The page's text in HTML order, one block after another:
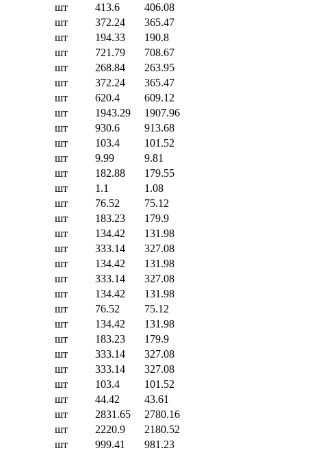
шт 413.6
406.08
шт 372.24
365.47
шт 194.33
190.8
шт 721.79
708.67
шт 268.84
263.95
шт 372.24
365.47
шт 620.4
609.12
шт 1943.29
1907.96
шт 930.6
913.68
шт 103.4
101.52
шт 9.99
9.81
шт 182.88
179.55
шт 1.1
1.08
шт 76.52
75.12
шт 183.23
179.9
шт 134.42
131.98
шт 333.14
327.08
шт 134.42
131.98
шт 333.14
327.08
шт 134.42
131.98
шт 76.52
75.12
шт 134.42
131.98
шт 183.23
179.9
шт 333.14
327.08
шт 333.14
327.08
шт 103.4
101.52
шт 44.42
43.61
шт 2831.65
2780.16
шт 2220.9
2180.52
шт 999.41
981.23